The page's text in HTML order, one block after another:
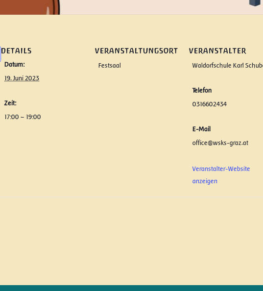
DETAILS
Datum:
19. Juni 2023
Zeit:
17:00 – 19:00
VERANSTALTUNGSORT
Festsaal
VERANSTALTER
Waldorfschule Karl
Telefon
0316602434
E-Mail
office@wsks-graz.at
Veranstalter-Website
anzeigen